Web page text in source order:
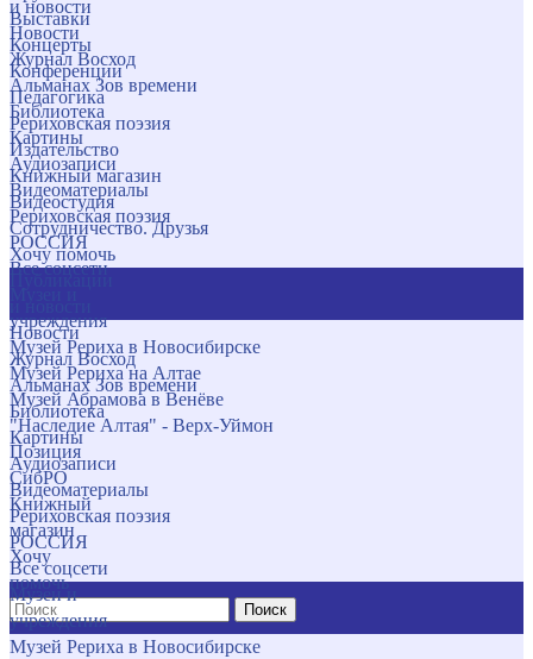
и новости
Новости
Журнал Восход
Альманах Зов времени
Библиотека
Картины
Аудиозаписи
Видеоматериалы
Рериховская поэзия
РОССИЯ
Все соцсети
учреждения
Музей Рериха в Новосибирске
Музей Рериха на Алтае
Музей Абрамова в Венёве
"Наследие Алтая" - Верх-Уймон
Позиция
СибРО
Книжный
магазин
Хочу
помочь
Поиск
Выставки
Концерты
Конференции
Педагогика
Рериховская поэзия
Издательство
Книжный магазин
Видеостудия
Сотрудничество. Друзья
Хочу помочь
Новости
Журнал Восход
Альманах Зов времени
Библиотека
Картины
Аудиозаписи
Видеоматериалы
Рериховская поэзия
РОССИЯ
Все соцсети
Музеи и
учреждения
Музей Рериха в Новосибирске